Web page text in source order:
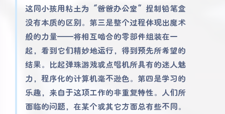
这同小孩用粘土为“爸爸办公室”捏制铅笔盒
没有本质的区别。第三是整个过程体现出魔术
般的力量——将相互啮合的零部件组装在一
起，看到它们精妙地运行，得到预先所希望的
结果。比起弹珠游戏或点唱机所具有的迷人魅
力，程序化的计算机毫不逊色。第四是学习的
乐趣，来自于这项工作的非重复特性。人们所
面临的问题，在某个或其它方面总有些不同。